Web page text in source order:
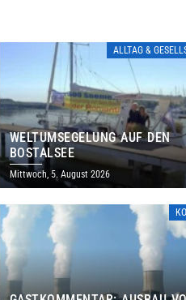
ALLTAG &
WELTUMSEGELUNG AUF DEN
BOSTALSEE
Mittwoch, 5. August 2026